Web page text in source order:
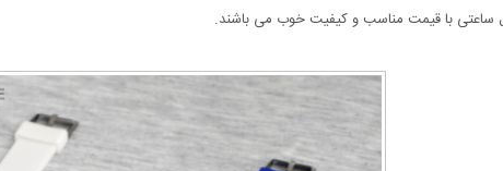
ساعتی با قیمت مناسب و کیفیت خوب می باشند.